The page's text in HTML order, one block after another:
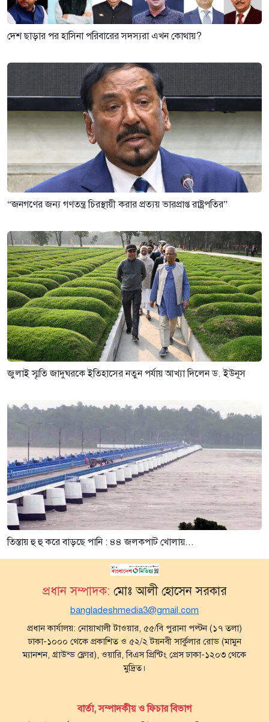
দেশ ছাড়ার পর হাসিনা পরিবারের সদস্যরা এখন কোথায়?
“জনগণের জন্য গণতন্ত্র চিরস্থায়ী করার প্রত্যয় ভারপ্রাপ্ত রাষ্ট্রপতির”
জুলাই স্মৃতি জাদুঘরকে ইতিহাসের নতুন পর্যায় আখ্যা দিলেন ড. ইউনূস
তিস্তায় হু হু করে বাড়ছে পানি : ৪৪ জলকপাট খোলায়...
প্রধান সম্পাদক: মোঃ আলী হোসেন সরকার
bangladeshmedia3@gmail.com
প্রধান কার্যালয়: নোয়াখালী টাওয়ার, ৫৫/বি পুরানা পল্টন (১৭ তলা)
ঢাকা-১০০০ থেকে প্রকাশিত ও ৫২/২ টয়নবী সার্কুলার রোড (মামুন
ম্যানশন, গ্রাউন্ড ফ্লোর), ওয়ারি, বিএস প্রিন্টিং প্রেস ঢাকা-১২০৩ থেকে
মুদ্রিত।
বার্তা, সম্পাদকীয় ও ফিচার বিভাগ